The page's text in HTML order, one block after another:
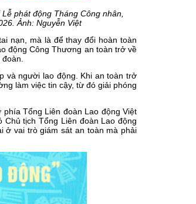
phát động Tháng Công nhân,
Ảnh: Nguyễn Việt
nạn, mà là để thay đổi hoàn toàn
động Công Thương an toàn trở về
và người lao động. Khi an toàn trở
làm việc tin cậy, từ đó giải phóng
Tổng Liên đoàn Lao động Việt
Chủ tịch Tổng Liên đoàn Lao động
ở vai trò giám sát an toàn mà phải